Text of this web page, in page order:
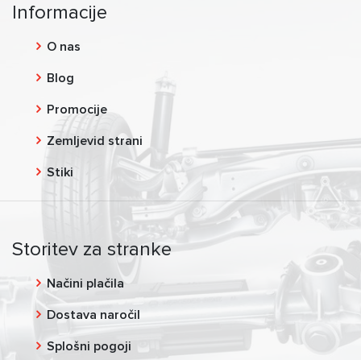
Informacije
O nas
Blog
Promocije
Zemljevid strani
Stiki
Storitev za stranke
Načini plačila
Dostava naročil
Splošni pogoji